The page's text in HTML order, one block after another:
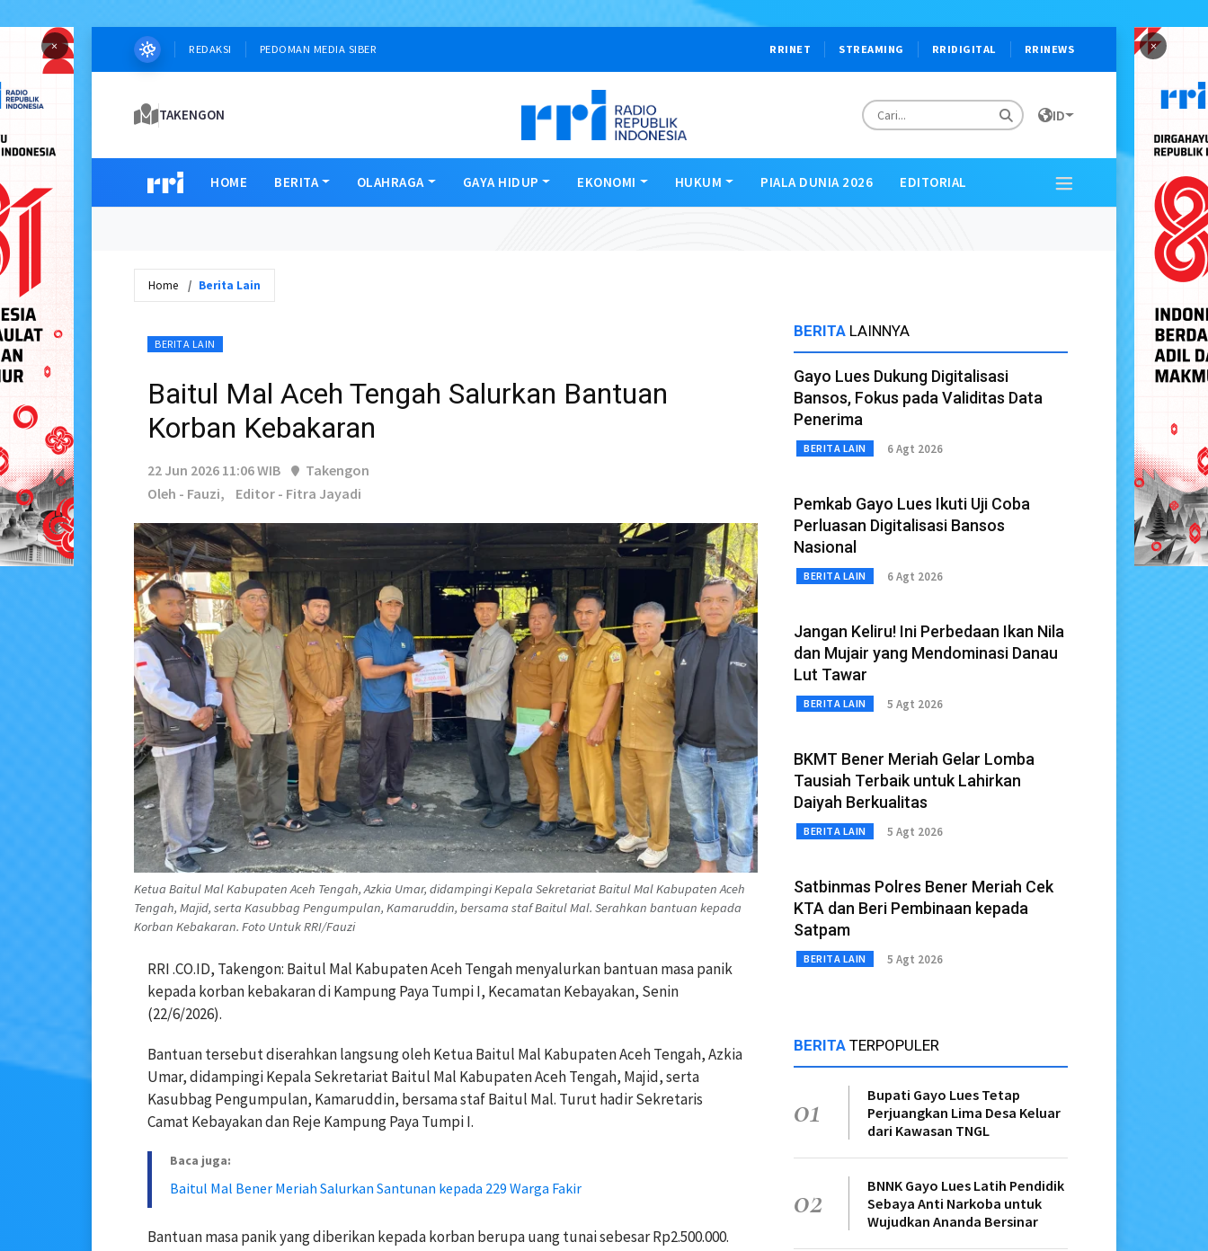
× ×
REDAKSI PEDOMAN MEDIA SIBER RRINET STREAMING RRIDIGITAL RRINEWS
TAKENGON ID
HOME BERITA OLAHRAGA GAYA HIDUP EKONOMI HUKUM PIALA DUNIA 2026 EDITORIAL
Home Berita Lain
BERITA LAIN
Baitul Mal Aceh Tengah Salurkan Bantuan
Korban Kebakaran
22 Jun 2026 11:06 WIB
Takengon
Oleh - Fauzi,
Editor - Fitra Jayadi
Ketua Baitul Mal Kabupaten Aceh Tengah, Azkia Umar, didampingi Kepala Sekretariat Baitul Mal Kabupaten Aceh
Tengah, Majid, serta Kasubbag Pengumpulan, Kamaruddin, bersama staf Baitul Mal. Serahkan bantuan kepada
Korban Kebakaran. Foto Untuk RRI/Fauzi
RRI .CO.ID, Takengon: Baitul Mal Kabupaten Aceh Tengah menyalurkan bantuan masa panik
kepada korban kebakaran di Kampung Paya Tumpi I, Kecamatan Kebayakan, Senin
(22/6/2026).
Bantuan tersebut diserahkan langsung oleh Ketua Baitul Mal Kabupaten Aceh Tengah, Azkia
Umar, didampingi Kepala Sekretariat Baitul Mal Kabupaten Aceh Tengah, Majid, serta
Kasubbag Pengumpulan, Kamaruddin, bersama staf Baitul Mal. Turut hadir Sekretaris
Camat Kebayakan dan Reje Kampung Paya Tumpi I.
Baca juga:
Baitul Mal Bener Meriah Salurkan Santunan kepada 229 Warga Fakir
Bantuan masa panik yang diberikan kepada korban berupa uang tunai sebesar Rp2.500.000.
BERITA LAINNYA
Gayo Lues Dukung Digitalisasi
Bansos, Fokus pada Validitas Data
Penerima
BERITA LAIN 6 Agt 2026
Pemkab Gayo Lues Ikuti Uji Coba
Perluasan Digitalisasi Bansos
Nasional
BERITA LAIN 6 Agt 2026
Jangan Keliru! Ini Perbedaan Ikan Nila
dan Mujair yang Mendominasi Danau
Lut Tawar
BERITA LAIN 5 Agt 2026
BKMT Bener Meriah Gelar Lomba
Tausiah Terbaik untuk Lahirkan
Daiyah Berkualitas
BERITA LAIN 5 Agt 2026
Satbinmas Polres Bener Meriah Cek
KTA dan Beri Pembinaan kepada
Satpam
BERITA LAIN 5 Agt 2026
BERITA TERPOPULER
01
Bupati Gayo Lues Tetap
Perjuangkan Lima Desa Keluar
dari Kawasan TNGL
02
BNNK Gayo Lues Latih Pendidik
Sebaya Anti Narkoba untuk
Wujudkan Ananda Bersinar